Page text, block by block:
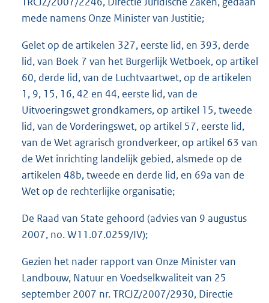
mede namens Onze Minister van Justitie;
Gelet op de artikelen 327, eerste lid, en 393, derde
lid, van Boek 7 van het Burgerlijk Wetboek, op artikel
60, derde lid, van de Luchtvaartwet, op de artikelen
1, 9, 15, 16, 42 en 44, eerste lid, van de
Uitvoeringswet grondkamers, op artikel 15, tweede
lid, van de Vorderingswet, op artikel 57, eerste lid,
van de Wet agrarisch grondverkeer, op artikel 63 van
de Wet inrichting landelijk gebied, alsmede op de
artikelen 48b, tweede en derde lid, en 69a van de
Wet op de rechterlijke organisatie;
De Raad van State gehoord (advies van 9 augustus
2007, no. W11.07.0259/IV);
Gezien het nader rapport van Onze Minister van
Landbouw, Natuur en Voedselkwaliteit van 25
september 2007 nr. TRCJZ/2007/2930, Directie